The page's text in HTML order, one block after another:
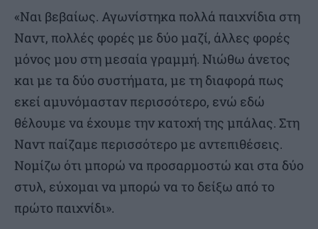
«Ναι βεβαίως. Αγωνίστηκα πολλά παιχνίδια στη
Ναντ, πολλές φορές με δύο μαζί, άλλες φορές
μόνος μου στη μεσαία γραμμή. Νιώθω άνετος
και με τα δύο συστήματα, με τη διαφορά πως
εκεί αμυνόμασταν περισσότερο, ενώ εδώ
θέλουμε να έχουμε την κατοχή της μπάλας. Στη
Ναντ παίζαμε περισσότερο με αντεπιθέσεις.
Νομίζω ότι μπορώ να προσαρμοστώ και στα δύο
στυλ, εύχομαι να μπορώ να το δείξω από το
πρώτο παιχνίδι».